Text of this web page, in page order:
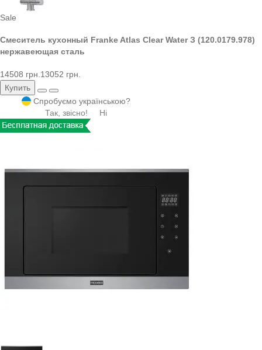
Sale
Смеситель кухонный Franke Atlas Clear Water З (120.0179.978)
нержавеющая сталь
14508 грн. 13052 грн.
Купить
Спробуємо українською?
Так, звісно!
Ні